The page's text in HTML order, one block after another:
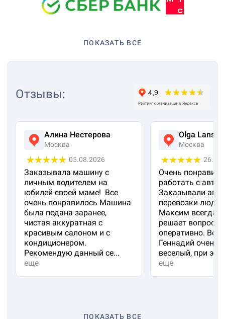
ПОКАЗАТЬ ВСЕ
Отзывы:
Алина Нестерова
Москва
05.08.2026
Заказывала машину с
личным водителем на
юбилей своей маме! Все
очень понравилось Машина
была подана заранее,
чистая аккуратная с
красивым салоном и с
кондиционером.
Рекомендую данный се...
еще
Olga
Москва
Очень
работать с авто
Заказывали
перевозки
Максим всегда
решает вопросы
оперативно.
Геннадий очень
веселый, при эт...
еще
ПОКАЗАТЬ ВСЕ